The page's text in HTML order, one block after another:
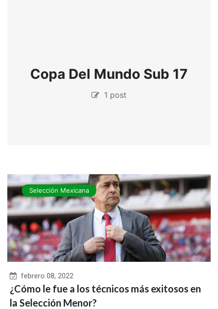
Copa Del Mundo Sub 17
1 post
Selección Mexicana
febrero 08, 2022
¿Cómo le fue a los técnicos más exitosos en
la Selección Menor?